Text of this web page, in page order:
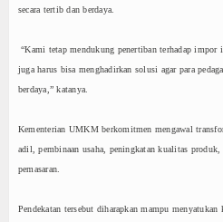
secara tertib dan berdaya.
“Kami tetap mendukung penertiban terhadap
juga harus bisa menghadirkan solusi agar para
berdaya,” katanya.
Kementerian UMKM berkomitmen mengawal
adil, pembinaan usaha, peningkatan kualitas produk,
pemasaran.
Pendekatan tersebut diharapkan mampu